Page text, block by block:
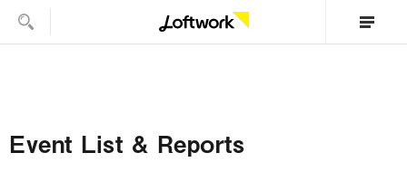
Event List & Reports